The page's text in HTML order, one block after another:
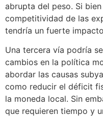
abrupta del peso. Si
competitividad de las
tendría un fuerte
Una tercera vía podría
cambios en la política
abordar las causas
como reducir el déficit
la moneda local. Sin
que requieren tiempo y